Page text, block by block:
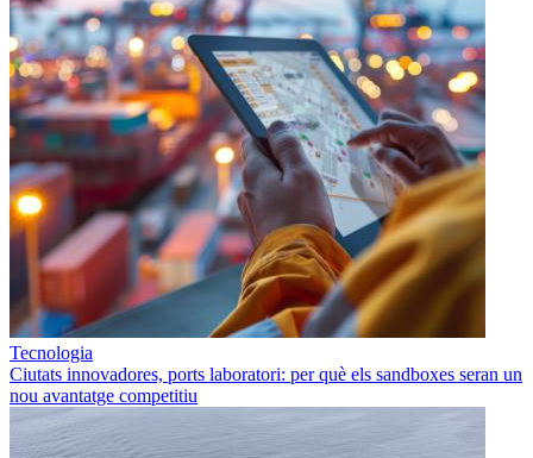
Tecnologia
Ciutats innovadores, ports laboratori: per què els sandboxes seran un
nou avantatge competitiu